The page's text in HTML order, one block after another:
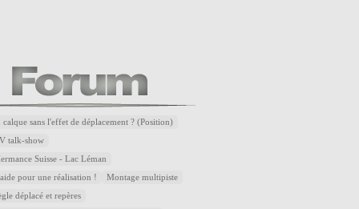
calque sans l'effet de déplacement ? (Position)
talk-show
Suisse - Lac Léman
pour une réalisation ! Montage multipiste
déplacé et repères